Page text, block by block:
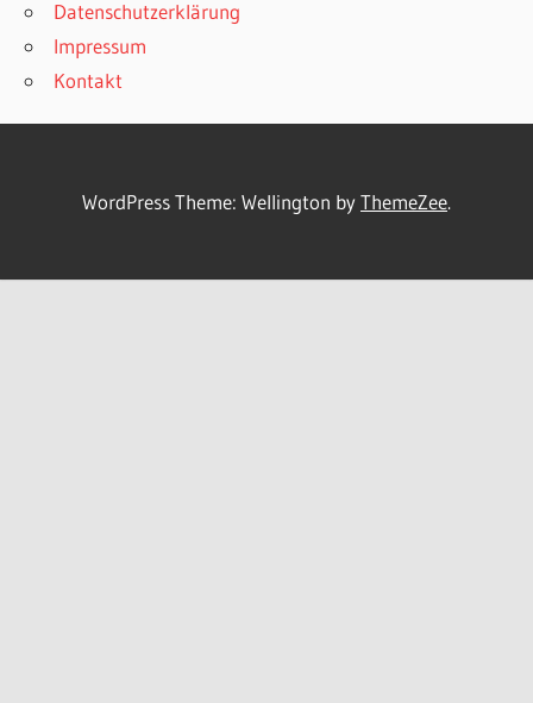
Datenschutzerklärung
Impressum
Kontakt
WordPress Theme: Wellington byThemeZee.